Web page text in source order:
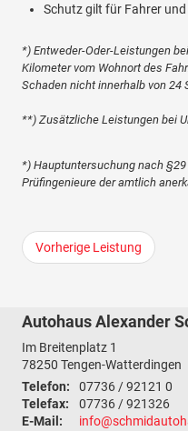
Schutz gilt für Fahrer
*) Entweder-Oder-Leistungen
Kilometer vom Wohnort des
Schaden nicht innerhalb von 24
**) Zusätzliche Leistungen bei
*) Hauptuntersuchung nach
Prüfingenieure der amtlich
Vorherige Leistung
Autohaus Alexander
Im Breitenplatz 1
78250 Tengen-Watterdingen
Telefon:
07736 / 92121 0
Telefax:
07736 / 921326
E-Mail: